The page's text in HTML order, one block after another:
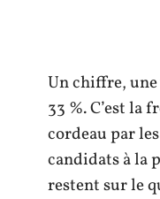
Un chiffre,
33 %. C’est la
cordeau par
candidats à la
restent sur le